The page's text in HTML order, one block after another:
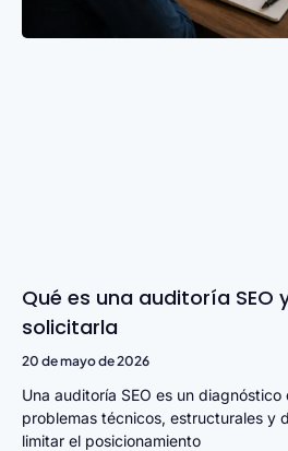
Qué es una auditoría SEO
solicitarla
20 de mayo de 2026
Una auditoría SEO es un
problemas técnicos, estructurales y
limitar el posicionamiento